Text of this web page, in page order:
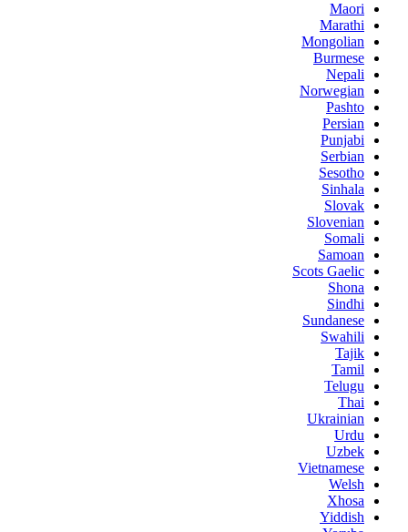
Maori
Marathi
Mongolian
Burmese
Nepali
Norwegian
Pashto
Persian
Punjabi
Serbian
Sesotho
Sinhala
Slovak
Slovenian
Somali
Samoan
Scots Gaelic
Shona
Sindhi
Sundanese
Swahili
Tajik
Tamil
Telugu
Thai
Ukrainian
Urdu
Uzbek
Vietnamese
Welsh
Xhosa
Yiddish